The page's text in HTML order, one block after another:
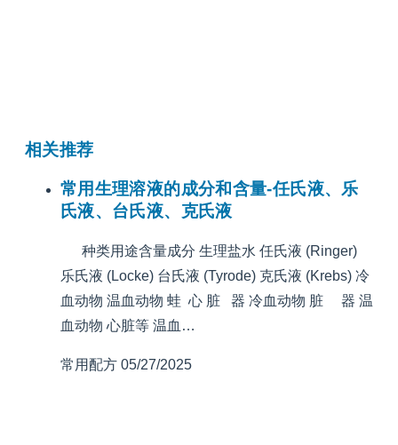
相关推荐
常用生理溶液的成分和含量-任氏液、乐
氏液、台氏液、克氏液
种类用途含量成分 生理盐水 任氏液 (Ringer)
乐氏液 (Locke) 台氏液 (Tyrode) 克氏液 (Krebs) 冷
血动物 温血动物 蛙 心 脏 器 冷血动物 脏 器 温
血动物 心脏等 温血…
常用配方 05/27/2025